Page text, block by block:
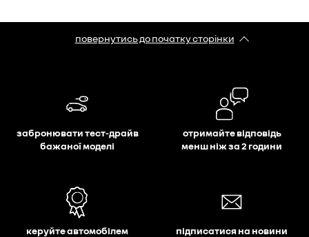
повернутись до початку сторінки
забронювати тест-драйв
бажаної моделі
отримайте відповідь
менш ніж за 2 години
керуйте автомобілем
підписатися на новини